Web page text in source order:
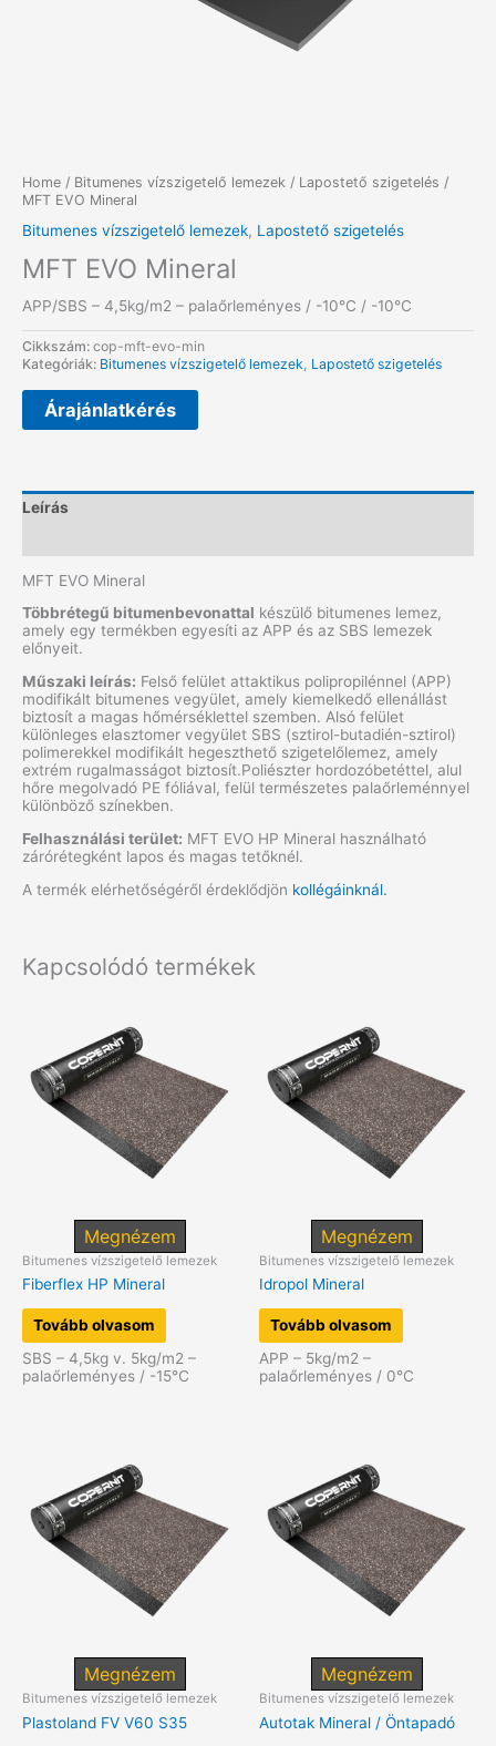
Home / Bitumenes vízszigetelő lemezek / Lapostető szigetelés /
MFT EVO Mineral
Bitumenes vízszigetelő lemezek, Lapostető szigetelés
MFT EVO Mineral
APP/SBS – 4,5kg/m2 – palaőrleményes / -10°C / -10°C
Cikkszám: cop-mft-evo-min
Kategóriák: Bitumenes vízszigetelő lemezek, Lapostető szigetelés
Árajánlatkérés
Leírás
MFT EVO Mineral
Többrétegű bitumenbevonattal készülő bitumenes lemez,
amely egy termékben egyesíti az APP és az SBS lemezek
előnyeit.
Műszaki leírás: Felső felület attaktikus polipropilénnel (APP)
modifikált bitumenes vegyület, amely kiemelkedő ellenállást
biztosít a magas hőmérséklettel szemben. Alsó felület
különleges elasztomer vegyület SBS (sztirol-butadién-sztirol)
polimerekkel modifikált hegeszthető szigetelőlemez, amely
extrém rugalmasságot biztosít.Poliészter hordozóbetéttel, alul
hőre megolvadó PE fóliával, felül természetes palaőrleménnyel
különböző színekben.
Felhasználási terület: MFT EVO HP Mineral használható
zárórétegként lapos és magas tetőknél.
A termék elérhetőségéről érdeklődjön kollégáinknál.
Kapcsolódó termékek
Megnézem
Bitumenes vízszigetelő lemezek
Fiberflex HP Mineral
Tovább olvasom
SBS – 4,5kg v. 5kg/m2 –
palaőrleményes / -15°C
Megnézem
Bitumenes vízszigetelő lemezek
Idropol Mineral
Tovább olvasom
APP – 5kg/m2 –
palaőrleményes / 0°C
Megnézem
Bitumenes vízszigetelő lemezek
Plastoland FV V60 S35
Megnézem
Bitumenes vízszigetelő lemezek
Autotak Mineral / Öntapadó